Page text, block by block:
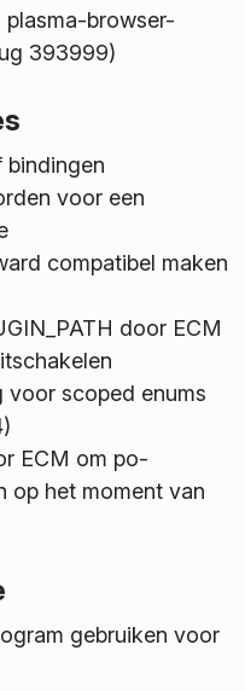
plasma-browser-
393999)
bindingen
voor een
compatibel maken
door ECM
voor scoped enums
ECM om po-
op het moment van
gebruiken voor